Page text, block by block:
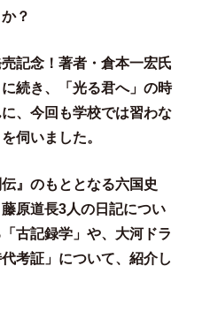
？
記念！著者・倉本一宏氏
に続き、「光る君へ」の時
、今回も学校では習わな
伺いました。
』 のもととなる六国史
原道長3人の日記につい
古記録学」や、大河ドラ
考証」について、紹介し